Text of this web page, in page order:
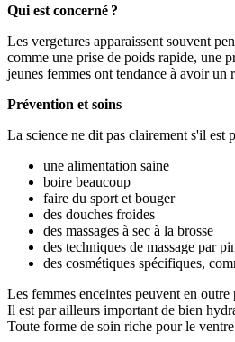
Qui est concerné ?
Les vergetures apparaissent souvent
comme une prise de poids rapide, une
jeunes femmes ont tendance à avoir un
Prévention et soins
La science ne dit pas clairement s'il est
une alimentation saine
boire beaucoup
faire du sport et bouger
des douches froides
des massages à sec à la brosse
des techniques de massage par
des cosmétiques spécifiques,
Les femmes enceintes peuvent en
Il est par ailleurs important de bien
Toute forme de soin riche pour le